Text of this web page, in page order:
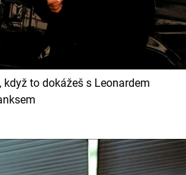
to dokážeš s Leonardem